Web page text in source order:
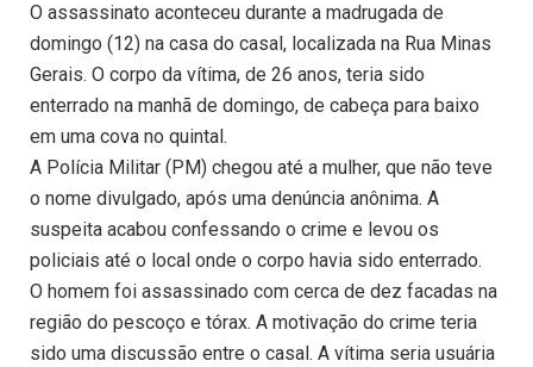
O assassinato aconteceu durante a madrugada de
domingo (12) na casa do casal, localizada na Rua Minas
Gerais. O corpo da vítima, de 26 anos, teria sido
enterrado na manhã de domingo, de cabeça para baixo
em uma cova no quintal.
A Polícia Militar (PM) chegou até a mulher, que não teve
o nome divulgado, após uma denúncia anônima. A
suspeita acabou confessando o crime e levou os
policiais até o local onde o corpo havia sido enterrado.
O homem foi assassinado com cerca de dez facadas na
região do pescoço e tórax. A motivação do crime teria
sido uma discussão entre o casal. A vítima seria usuária